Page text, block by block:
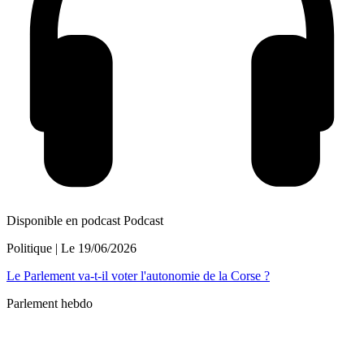
Disponible en podcast Podcast
Politique | Le 19/06/2026
Le Parlement va-t-il voter l'autonomie de la Corse ?
Parlement hebdo